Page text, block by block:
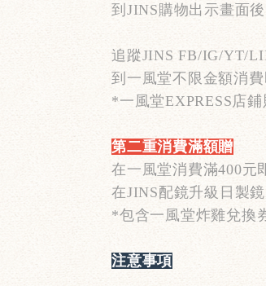
到 JINS購物出示畫面
追蹤JINS FB/IG/YT/
到一風堂不限金額消
*一風堂EXPRESS店
第二重消費滿額贈
在一風堂消費滿400元
在JINS配鏡升級日製
*包含一風堂炸雞兌換
注意事項